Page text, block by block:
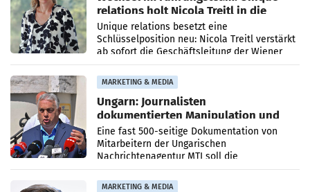
relations holt Nicola Treitl in die
Geschäftsleitung
Unique relations besetzt eine
Schlüsselposition neu: Nicola Treitl verstärkt
ab sofort die Geschäftsleitung der Wiener
PR-Agentur an der Seite von Josef Kalina und
Anna Kalina-Mahr.
MARKETING & MEDIA
Ungarn: Journalisten
dokumentierten Manipulation und
Zensur
Eine fast 500-seitige Dokumentation von
Mitarbeitern der Ungarischen
Nachrichtenagentur MTI soll die
systematische Nachrichten-Manipulation und
Zensur bei der Agentur während der Zeit
MARKETING & MEDIA